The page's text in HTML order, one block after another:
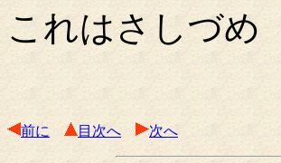
これはさしづめ
前に 目次へ 次へ